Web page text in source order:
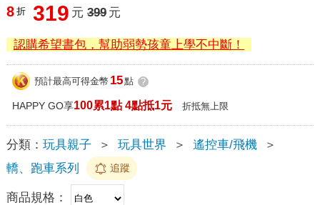
8 折 319 元 399 元
認購希望書包，幫助弱勢孩童上學不中斷！
預計最高可得金幣 15點 ?
HAPPY GO享100累1點 4點抵1元 折抵無上限
分類： 玩具親子 ＞ 玩具世界 ＞ 遙控車/飛機
＞
轎、跑車系列
追蹤
商品規格：